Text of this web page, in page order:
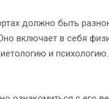
должно быть
включает в себя
и